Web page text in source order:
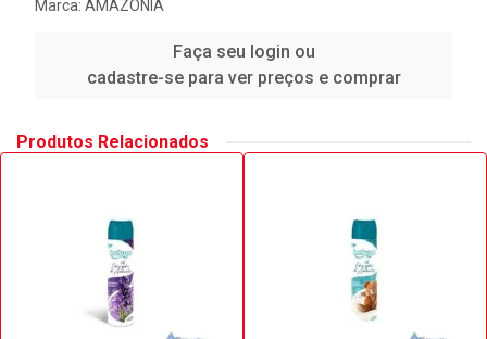
Marca: AMAZONIA
Faça seu login ou
cadastre-se para ver preços e comprar
Produtos Relacionados